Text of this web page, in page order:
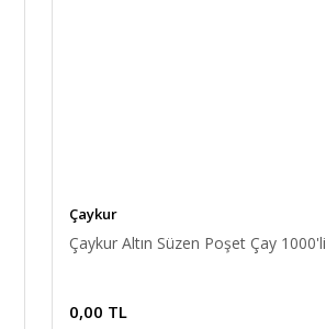
Çaykur
Çaykur Altın Süzen Poşet Çay 1000'li
0,00 TL